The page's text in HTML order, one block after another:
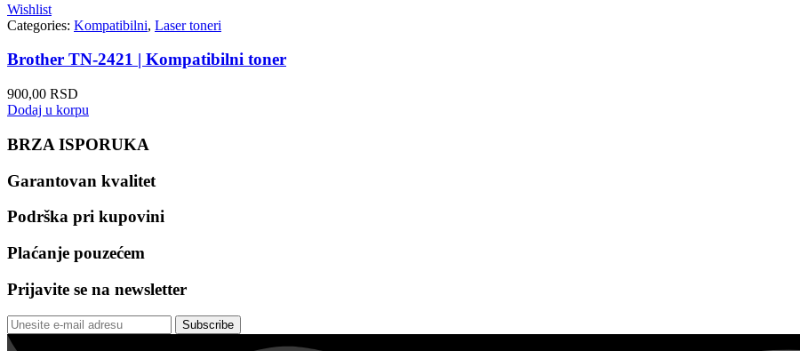
Wishlist
Categories: Kompatibilni, Laser toneri
Brother TN-2421 | Kompatibilni toner
900,00 RSD
Dodaj u korpu
BRZA ISPORUKA
Garantovan kvalitet
Podrška pri kupovini
Plaćanje pouzećem
Prijavite se na newsletter
Subscribe